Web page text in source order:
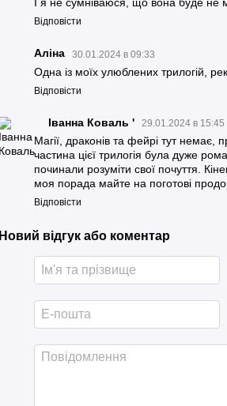
І я не сумніваюся, що вона буде не
Відповісти
Аліна 30.01.2024 в 09:33
Одна із моїх улюблених трилогій,
Відповісти
Іванна Коваль ' 29.01.2024 в 15:45
Магії, драконів та фейрі тут немає,
частина цієї трилогія була дуже
починали розуміти свої почуття.
моя порада майте на поготові
Відповісти
Новий відгук або коментар